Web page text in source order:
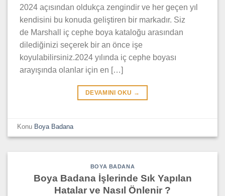
2024 açısından oldukça zengindir ve her geçen yıl
kendisini bu konuda geliştiren bir markadır. Siz
de Marshall iç cephe boya kataloğu arasından
dilediğinizi seçerek bir an önce işe
koyulabilirsiniz.2024 yılında iç cephe boyası
arayışında olanlar için en […]
DEVAMINI OKU →
Konu Boya Badana
BOYA BADANA
Boya Badana İşlerinde Sık Yapılan
Hatalar ve Nasıl Önlenir ?